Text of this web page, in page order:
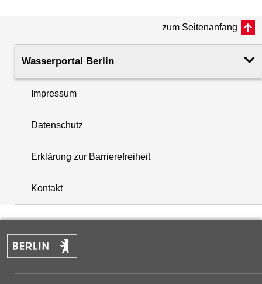
+
−
zum Seitenanfang
Wasserportal Berlin
Impressum
Datenschutz
Erklärung zur Barrierefreiheit
Kontakt